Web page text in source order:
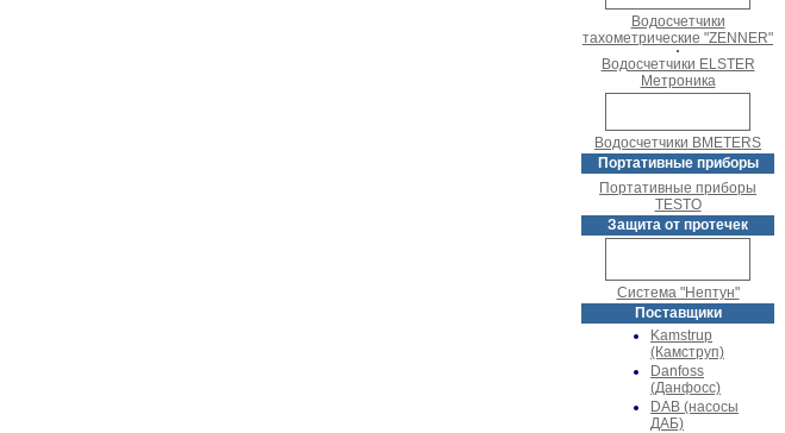
Водосчетчики
тахометрические "ZENNER"
Водосчетчики ELSTER
Метроника
Водосчетчики BMETERS
Портативные приборы
Портативные приборы
TESTO
Защита от протечек
Система "Нептун"
Поставщики
Kamstrup
(Камструп)
Danfoss
(Данфосс)
DAB (насосы
ДАБ)